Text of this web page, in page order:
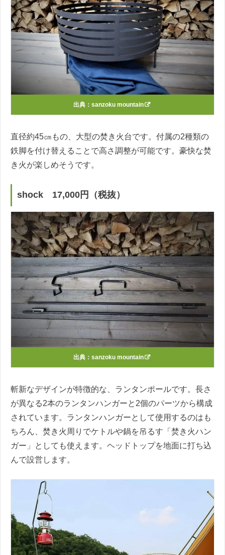
出典： sanzoku mountain
直径約45㎝もの、大型の焚き火台です。付属の2種類の
鉄脚を付け替えることで高さ調整が可能です。豪快な焚
き火が楽しめそうです。
shock 17,000円（税抜）
出典： sanzoku mountain
斬新なデザインが特徴的な、ランタンポールです。長さ
が異なる2本のランタンハンガーと2個のパーツから構成
されています。ランタンハンガーとして使用するのはも
ちろん、焚き火周りでケトルや鍋を吊るす「焚き火ハン
ガー」としても使えます。ヘッドトップを地面に打ち込
んで設営します。